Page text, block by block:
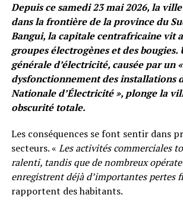
Depuis ce samedi 23 mai 2026, la
dans la frontière de la province du
Bangui, la capitale centrafricaine vit
groupes électrogènes et des bougies.
générale d’électricité, causée par un «
dysfonctionnement des installations
Nationale d’Électricité », plonge la
obscurité totale.
Les conséquences se font sentir dans
secteurs. « Les activités commerciales
ralenti, tandis que de nombreux
enregistrent déjà d’importantes pertes
rapportent des habitants.